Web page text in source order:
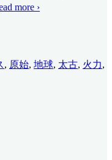
more ›
, 原始, 地球, 太古, 火力,